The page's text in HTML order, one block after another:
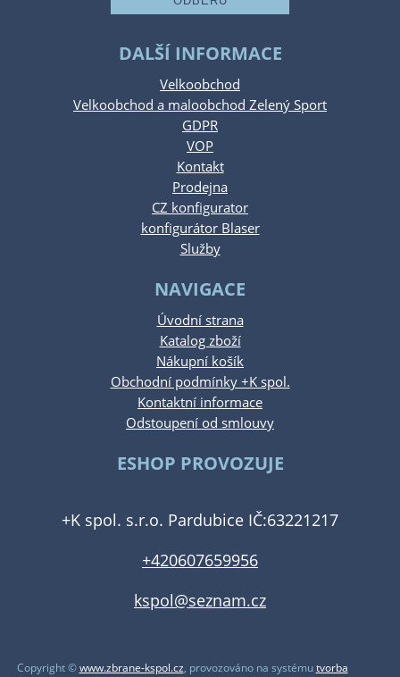
DALŠÍ INFORMACE
Velkoobchod
Velkoobchod a maloobchod Zelený Sport
GDPR
VOP
Kontakt
Prodejna
CZ konfigurator
konfigurátor Blaser
Služby
NAVIGACE
Úvodní strana
Katalog zboží
Nákupní košík
Obchodní podmínky +K spol.
Kontaktní informace
Odstoupení od smlouvy
ESHOP PROVOZUJE
+K spol. s.r.o. Pardubice IČ:63221217
+420607659956
kspol@seznam.cz
Copyright ©www.zbrane-kspol.cz, provozováno na systémutvorba